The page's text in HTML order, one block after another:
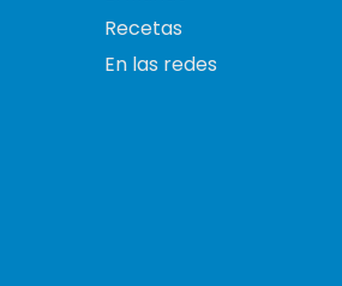
Recetas
En las redes